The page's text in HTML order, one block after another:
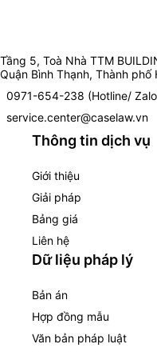
Tầng 5, Toà Nhà TTM
Quận Bình Thạnh, Thành phố
0971-654-238 (Hotline/
service.center@caselaw.vn
Thông tin dịch vụ
Giới thiệu
Giải pháp
Bảng giá
Liên hệ
Dữ liệu pháp lý
Bản án
Hợp đồng mẫu
Văn bản pháp luật